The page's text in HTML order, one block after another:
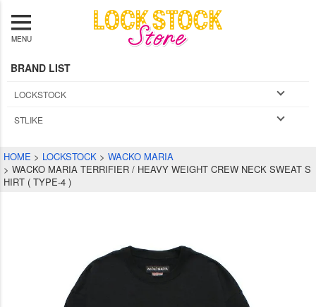
MENU
BRAND LIST
LOCKSTOCK
STLIKE
HOME LOCKSTOCK
WACKO MARIA
WACKO MARIA TERRIFIER / HEAVY WEIGHT CREW NECK SWEAT S
HIRT ( TYPE-4 )